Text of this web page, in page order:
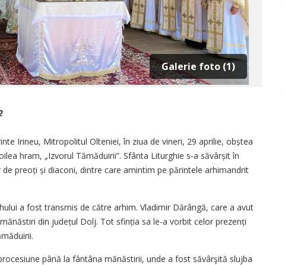
Galerie foto (1)
Irineu, Mitropolitul Olteniei, în ziua de vineri, 29 aprilie, obștea
hram, „Izvorul Tămăduirii”. Sfânta Liturghie s-a săvârșit în
preoți și diaconi, dintre care amintim pe părintele arhimandrit
a fost transmis de către arhim. Vladimir Dărângă, care a avut
din județul Dolj. Tot sfinția sa le-a vorbit celor prezenți
până la fântâna mănăstirii, unde a fost săvârşită slujba